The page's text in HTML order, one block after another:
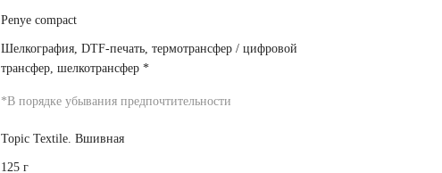
Penye compact
Шелкография, DTF-печать, термотрансфер / цифровой
трансфер, шелкотрансфер *
*В порядке убывания предпочтительности
Topic Textile. Вшивная
125 г